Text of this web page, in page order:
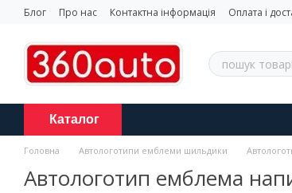
Перейти до основного контенту
Блог Про нас Контактна інформація Оплата і
Каталог
Головна Автологотипи емблеми шильдики
Автологотип емблема